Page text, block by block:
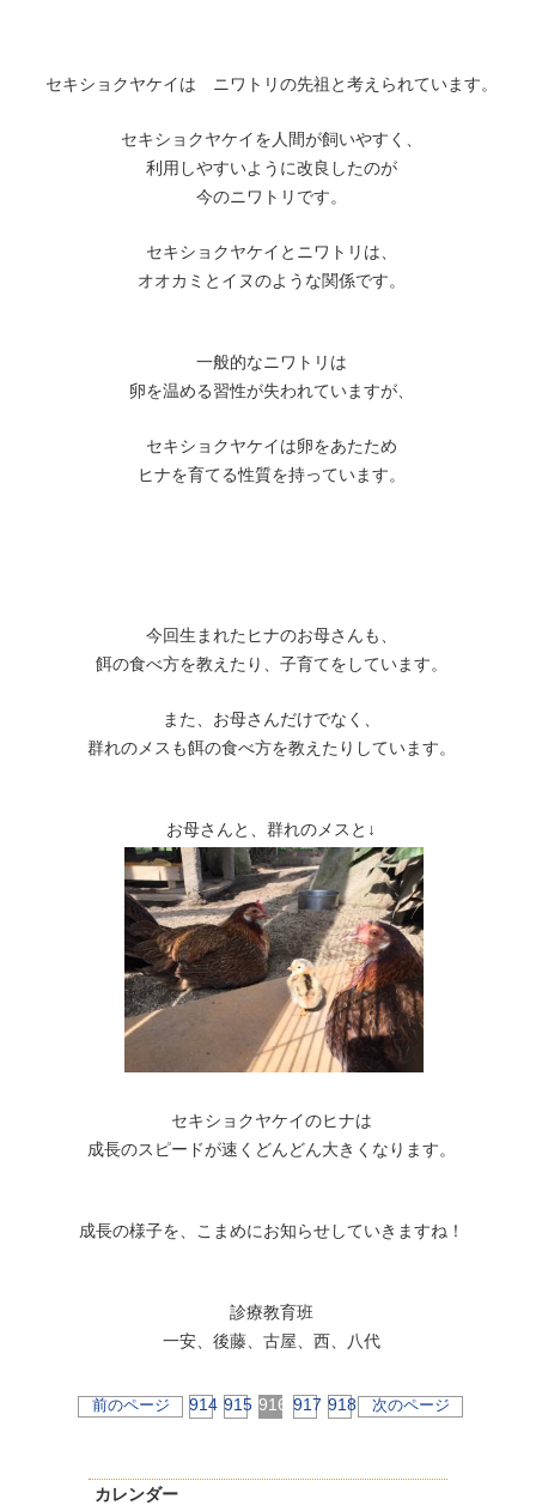
セキショクヤケイは ニワトリの先祖と考えられています。
セキショクヤケイを人間が飼いやすく、
利用しやすいように改良したのが
今のニワトリです。
セキショクヤケイとニワトリは、
オオカミとイヌのような関係です。
一般的なニワトリは
卵を温める習性が失われていますが、
セキショクヤケイは卵をあたため
ヒナを育てる性質を持っています。
今回生まれたヒナのお母さんも、
餌の食べ方を教えたり、子育てをしています。
また、お母さんだけでなく、
群れのメスも餌の食べ方を教えたりしています。
お母さんと、群れのメスと↓
セキショクヤケイのヒナは
成長のスピードが速くどんどん大きくなります。
成長の様子を、こまめにお知らせしていきますね！
診療教育班
一安、後藤、古屋、西、八代
前のページ 914 915 916 917 918 次のページ
カレンダー